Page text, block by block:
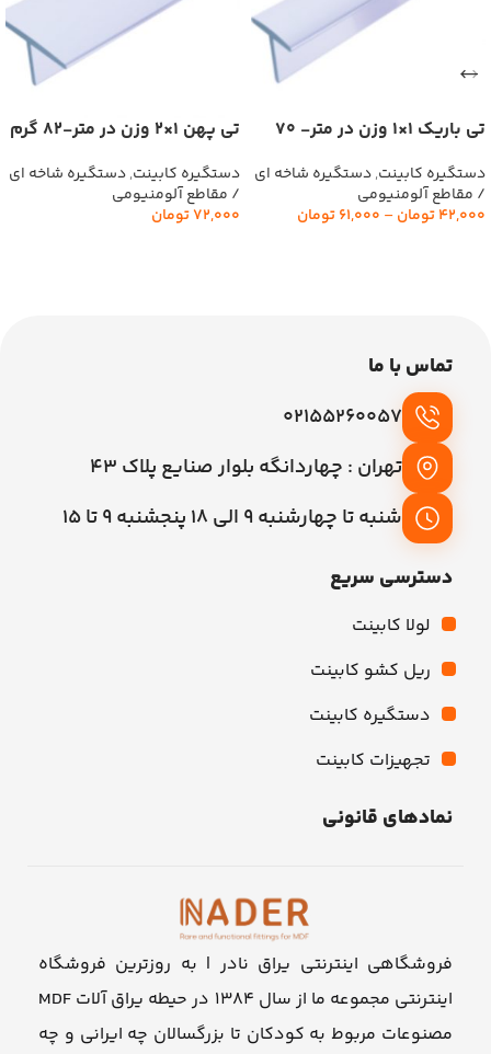
تی باریک 1×1 وزن در متر- 70
دستگیره کابینت,دستگیره شاخه ای
/ مقاطع آلومنیومی
42,000تومان–
61,000تومان
تی پهن 1×2 وزن در متر-82 گرم
دستگیره کابینت,دستگیره شاخه ای
/ مقاطع آلومنیومی
72,000تومان
تماس با ما
02155260057
تهران : چهاردانگه بلوار صنایع پلاک 43
شنبه تا چهارشنبه 9 الی 18 پنجشنبه 9 تا 15
دسترسی سریع
لولا کابینت
ریل کشو کابینت
دستگیره کابینت
تجهیزات کابینت
نمادهای قانونی
فروشگاهی اینترنتی یراق نادر | به روزترین فروشگاه
اینترنتی مجموعه ما از سال ۱۳۸۴ در حیطه یراق آلات MDF
مصنوعات مربوط به کودکان تا بزرگسالان چه ایرانی و چه